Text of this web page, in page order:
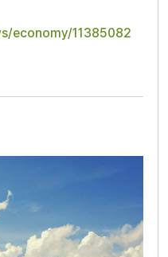
economy/11385082